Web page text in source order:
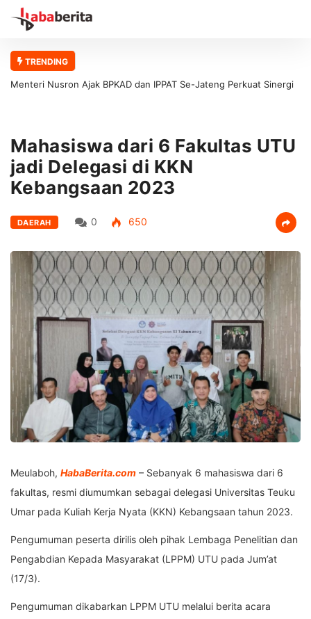
TRENDING
Menteri Nusron Ajak BPKAD dan IPPAT Se-Jateng Perkuat Sinergi
Mahasiswa dari 6 Fakultas UTU
jadi Delegasi di KKN
Kebangsaan 2023
DAERAH 0 650
Meulaboh, HabaBerita.com – Sebanyak 6 mahasiswa dari 6
fakultas, resmi diumumkan sebagai delegasi Universitas Teuku
Umar pada Kuliah Kerja Nyata (KKN) Kebangsaan tahun 2023.
Pengumuman peserta dirilis oleh pihak Lembaga Penelitian dan
Pengabdian Kepada Masyarakat (LPPM) UTU pada Jum’at
(17/3).
Pengumuman dikabarkan LPPM UTU melalui berita acara